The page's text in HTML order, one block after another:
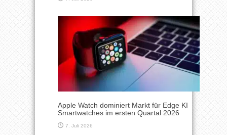
Apple Watch dominiert Markt für Edge KI
Smartwatches im ersten Quartal 2026
7. Juli 2026